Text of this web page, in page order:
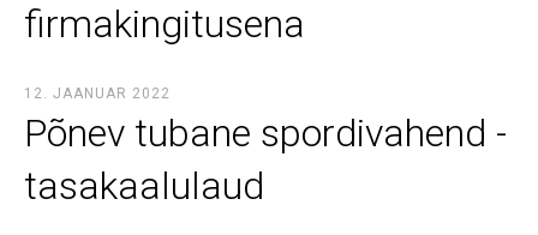
firmakingitusena
12. JAANUAR 2022
Põnev tubane spordivahend -
tasakaalulaud